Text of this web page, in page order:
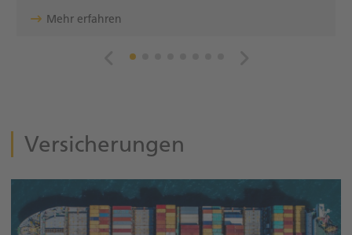
Mehr erfahren
Versicherungen